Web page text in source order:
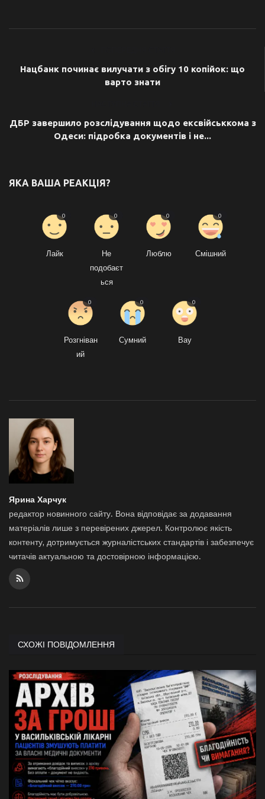
Нацбанк починає вилучати з обігу 10 копійок: що
варто знати
ДБР завершило розслідування щодо ексвійськкома з
Одеси: підробка документів і не...
ЯКА ВАША РЕАКЦІЯ?
Лайк
0
Не
подобаєт
ься
0
Люблю
0
Смішний
0
Розгніван
ий
0
Сумний
0
Вау
0
Ярина Харчук
редактор новинного сайту. Вона відповідає за додавання
матеріалів лише з перевірених джерел. Контролює якість
контенту, дотримується журналістських стандартів і забезпечує
читачів актуальною та достовірною інформацією.
СХОЖІ ПОВІДОМЛЕННЯ